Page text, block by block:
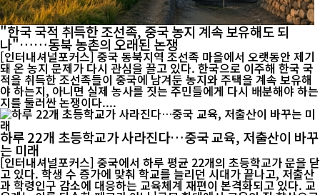
"한국 국적 취득한 조선족, 중국 농지 계속 보유해도 되
나"……동북 농촌의 오래된 논쟁
[인터내셔널포커스] 중국 동북지역 조선족 마을에서 오랫동안 제기
돼 온 농지 문제가 다시 관심을 끌고 있다. 한국으로 이주해 한국 국
적을 취득한 조선족들이 중국에 남겨둔 농지와 주택을 계속 보유해
야 하는지, 아니면 실제 농사를 짓는 주민들에게 다시 배분해야 하는
지를 둘러싼 논쟁이다....
하루 22개 초등학교가 사라진다…중국 교육, 저출산이 바꾸
는 미래
[인터내셔널포커스] 중국에서 하루 평균 22개의 초등학교가 문을 닫
고 있다. 학생 수 증가에 맞춰 학교를 늘리던 시대가 끝나고, 저출산
과 학령인구 감소에 대응하는 교육체계 재편이 본격화되고 있다. 교